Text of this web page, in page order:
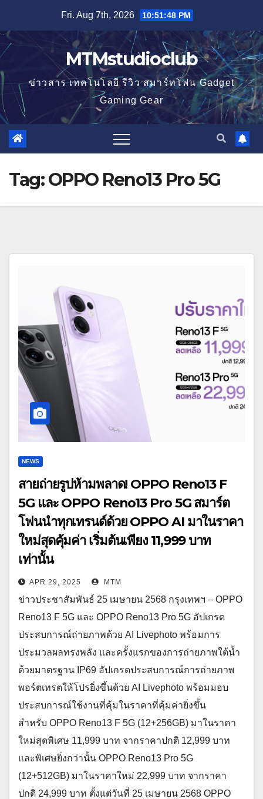
content
Fri. Aug 7th, 2026 10:51:48 PM
MTMstudioclub
ข่าวสาร เทคโนโลยี รีวิว สมาร์ทโฟน Gadget
Gaming Gear
Tag:OPPO Reno13 Pro 5G
NEWS
สายถ่ายรูปห้ามพลาด! OPPO Reno13 F
5G และ OPPO Reno13 Pro 5G สมาร์ต
โฟนนำทุกเทรนด์ด้วย OPPO AI มาในราคา
ใหม่สุดคุ้มค่า เริ่มต้นเพียง 11,999 บาท
เท่านั้น
APR 29, 2025 MTM
ข่าวประชาสัมพันธ์ 25 เมษายน 2568 กรุงเทพฯ – OPPO
Reno13 F 5G และ OPPO Reno13 Pro 5G อัปเกรด
ประสบการณ์ถ่ายภาพด้วย AI Livephoto พร้อมการ
ประมวลผลทรงพลัง และครั้งแรกของการถ่ายภาพใต้น้ำ
ด้วยมาตรฐาน IP69 อัปเกรดประสบการณ์การถ่ายภาพ
พอร์ตเทรตให้โปรยิ่งขึ้นด้วย AI Livephoto พร้อมมอบ
ประสบการณ์ใช้งานที่คุ้มในราคาที่คุ้มค่ายิ่งขึ้น
สำหรับ OPPO Reno13 F 5G (12+256GB) มาในราคา
ใหม่สุดพิเศษ 11,999 บาท จากราคาปกติ 12,999 บาท
และพิเศษยิ่งกว่านั้น OPPO Reno13 Pro 5G
(12+512GB) มาในราคาใหม่ 22,999 บาท จากราคา
ปกติ 24,999 บาท ตั้งแต่วันที่ 25 เมษายน 2568 OPPO